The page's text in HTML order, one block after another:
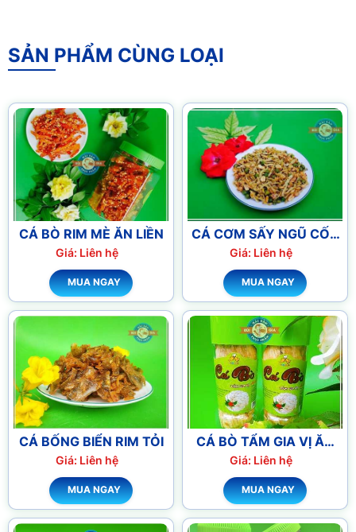
SẢN PHẨM CÙNG LOẠI
CÁ BÒ RIM MÈ ĂN LIỀN
Giá: Liên hệ
MUA NGAY
CÁ CƠM SẤY NGŨ CỐC
ĂN LIỀN
Giá: Liên hệ
MUA NGAY
CÁ BỐNG BIỂN RIM TỎI
Giá: Liên hệ
MUA NGAY
CÁ BÒ TẨM GIA VỊ ĂN
LIỀN
Giá: Liên hệ
MUA NGAY